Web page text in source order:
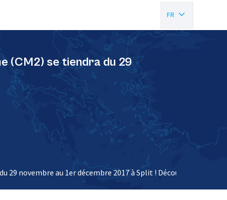
FR
(CM2) se tiendra du 29
novembre au 1er décembre 2017 à Split ! Découvrez…